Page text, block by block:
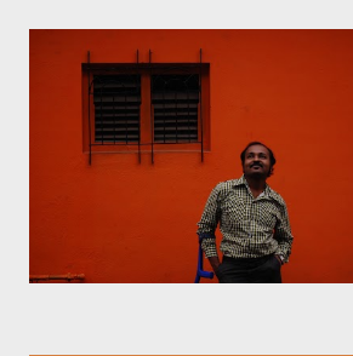
முதன்மை